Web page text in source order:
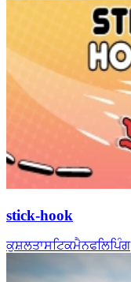
stick-hook
ਕੁਸ਼ਲਤਾਸਟਿਕਮੈਨਫਲਿਪਿੰਗ